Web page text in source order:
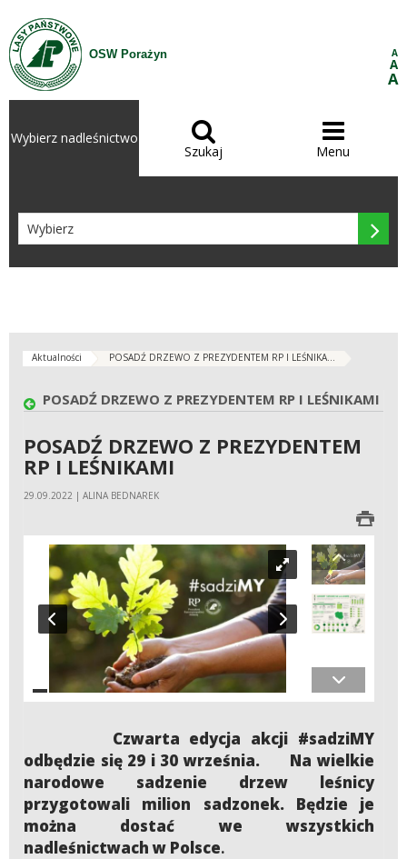
Przejdź do treści
OSW Porażyn A
A
A
Wybierz nadleśnictwo 
Szukaj

Menu

Aktualności POSADŹ DRZEWO Z PREZYDENTEM RP I LEŚNIKA...
POSADŹ DRZEWO Z PREZYDENTEM RP I LEŚNIKAMI
POSADŹ DRZEWO Z PREZYDENTEM
RP I LEŚNIKAMI
29.09.2022 | ALINA BEDNAREK
Czwarta edycja akcji #sadziMY
odbędzie się 29 i 30 września. Na wielkie
narodowe sadzenie drzew leśnicy
przygotowali milion sadzonek. Będzie je
można dostać we wszystkich
nadleśnictwach w Polsce.